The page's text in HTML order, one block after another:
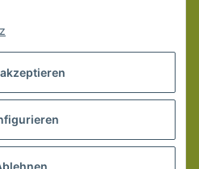
widerrufen